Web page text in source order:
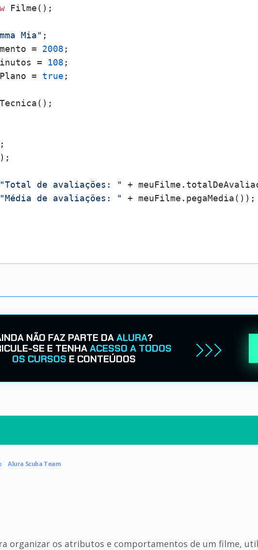
Filme();
Mia" ;
=
2008 ;
=
108 ;
=
true ;
);
"Total de avaliações: "
+
"Média de avaliações: "
+ meuFilme.pegaMedia());
NÃO FAZ PARTE DAALURA?
SE E TENHAACESSO A TODOS
OS CURSOS E CONTEÚDOS
Alura Scuba Team
organizar os atributos e comportamentos de um filme,